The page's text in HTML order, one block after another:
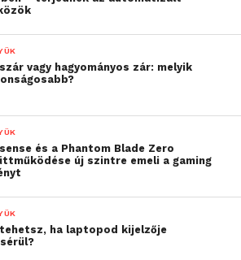
vagy hagyományos zár: melyik
és a Phantom Blade Zero
új szintre emeli a gaming
ha laptopod kijelzője